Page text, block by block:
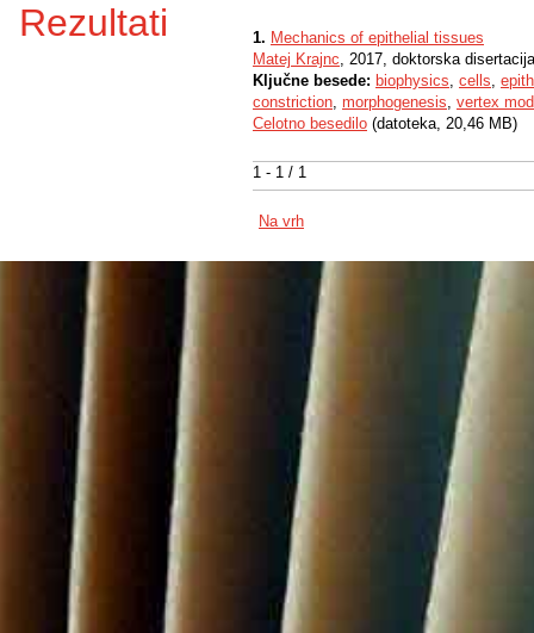
Rezultati
1 - 1 / 1
1. Mechanics of epithelial tissues
Matej Krajnc, 2017, doktorska disertacija
Ključne besede: biophysics, cells,
constriction, morphogenesis, vertex
Celotno besedilo (datoteka, 20,46 MB)
Na vrh